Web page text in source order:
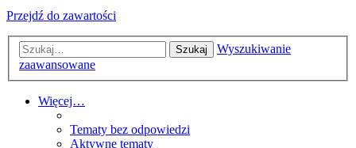
Przejdź do zawartości
Szukaj
Wyszukiwanie
zaawansowane
Więcej…
Tematy bez odpowiedzi
Aktywne tematy